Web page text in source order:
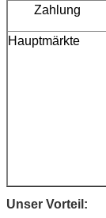
Zahlung
Hauptmärkte
Unser Vorteil: